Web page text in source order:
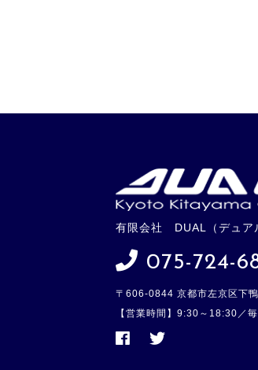
有限会社 DUAL（デュア
075-724-
〒606-0844 京都市左京区下
【営業時間】9:30～18:30／